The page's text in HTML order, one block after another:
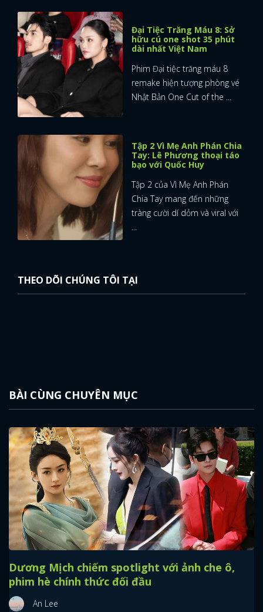
FACEBOOK
Đại Tiệc Trăng Máu 8: Sở
hữu cú one shot 35 phút
dài nhất Việt Nam
Phim Đại tiệc trăng máu 8
remake hiện tượng phòng vé
Nhật Bản One Cut of the ...
Tập 2 Vì Mẹ Anh Phán Chia
Tay: Lê Phương thoại táo
bạo với Quốc Huy
Tập 2 của Vì Mẹ Anh Phán
Chia Tay mang đến những
tràng cười dí dỏm và viral với
...
THEO DÕI CHÚNG TÔI TẠI
BÀI CÙNG CHUYÊN MỤC
Dương Mịch chiếm spotlight với ảnh che ô,
phim hè chính thức đối đầu
An Lee